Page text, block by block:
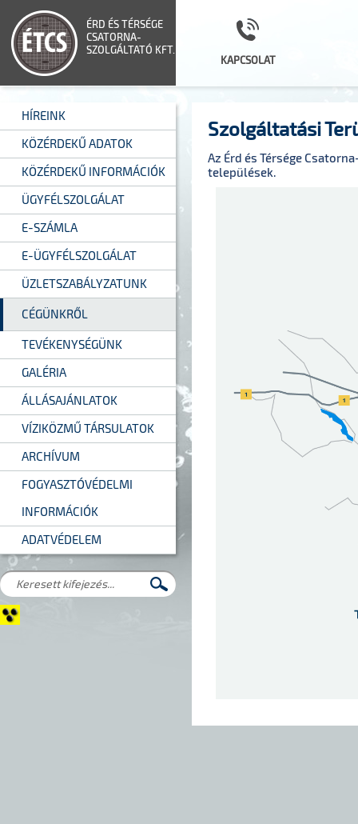
ÉRD ÉS TÉRSÉGE
CSATORNA-
SZOLGÁLTATÓ KFT.
KAPCSOLAT
HÍREINK
KÖZÉRDEKŰ ADATOK
KÖZÉRDEKŰ INFORMÁCIÓK
ÜGYFÉLSZOLGÁLAT
E-SZÁMLA
E-ÜGYFÉLSZOLGÁLAT
ÜZLETSZABÁLYZATUNK
CÉGÜNKRŐL
TEVÉKENYSÉGÜNK
GALÉRIA
ÁLLÁSAJÁNLATOK
VÍZIKÖZMŰ TÁRSULATOK
ARCHÍVUM
FOGYASZTÓVÉDELMI
INFORMÁCIÓK
ADATVÉDELEM
Szolgáltatási
Az Érd és Térsége
települések.